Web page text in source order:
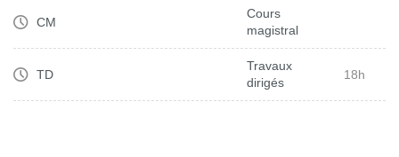
CM
Cours
magistral
TD
Travaux
dirigés
18h